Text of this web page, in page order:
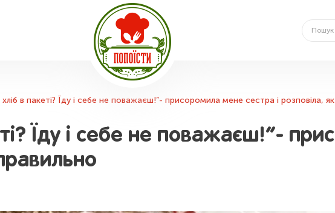
хліб в пакеті? Їду і себе не поважаєш!”- присоромила мене сестра і розповіла,
Їду і себе не поважаєш!”-